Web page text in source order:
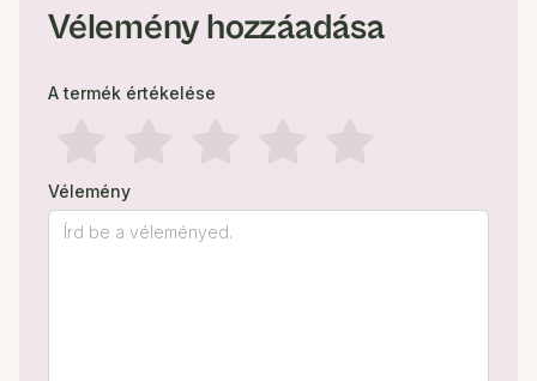
Vélemény hozzáadása
A termék értékelése
Vélemény